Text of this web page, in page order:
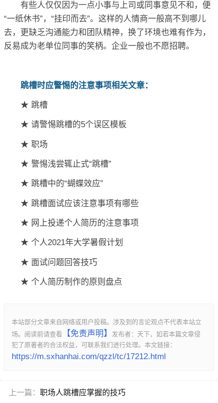
有些人仅仅因为一点小事与上司或同事意见不和，便
“一纸休书”，“挂印而去”。这样的人情商一般高不到哪儿
去，更缺乏沟通能力和团队精神，换了环境也难有作为，
反易成为老单位同事的笑柄。企业一般也不愿招聘。
跳槽时应警惕的注意事项相关文章：
★ 跳槽
★ 请警惕跳槽的5个误区模板
★ 职场
★ 警惕浅尝辄止式“跳槽”
★ 跳槽中的“蝴蝶效应”
★ 跳槽面试应该注意事项有哪些
★ 网上投递个人简历的注意事项
★ 个人2021年大学暑假计划
★ 面试问题回答技巧
★ 个人简历制作的原则盘点
本站部分文章来自网络或用户投稿。涉及到的言论观点不代表本站立
场。阅读前请查看
【免责声明】
发布者：天下，如若本篇文章侵
犯了原著者的合法权益，可联系我们进行处理。本文链接：
https://m.sxhanhai.com/qzzl/tc/17212.html
上一篇： 职场人跳槽应掌握的技巧